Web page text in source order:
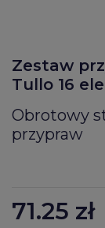
Zestaw
Tullo 16
Obrotowy
przypraw
71.25 zł